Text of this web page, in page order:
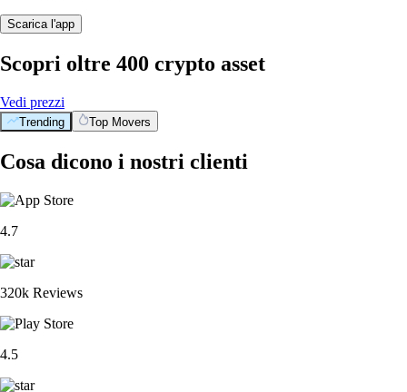
Scarica l'app
Scopri oltre 400 crypto asset
Vedi prezzi
Trending Top Movers
Cosa dicono i nostri clienti
4.7
320k Reviews
4.5